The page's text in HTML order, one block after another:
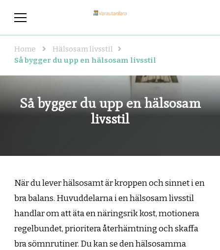
Home
Hälsosam livsstil
Så bygger du upp en hälsosam livsstil
Så bygger du upp en hälsosam
livsstil
När du lever hälsosamt är kroppen och sinnet i en
bra balans. Huvuddelarna i en hälsosam livsstil
handlar om att äta en näringsrik kost, motionera
regelbundet, prioritera återhämtning och skaffa
bra sömnrutiner. Du kan se den hälsosamma